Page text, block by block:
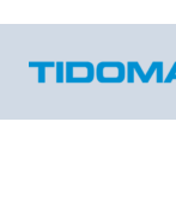
innehåll